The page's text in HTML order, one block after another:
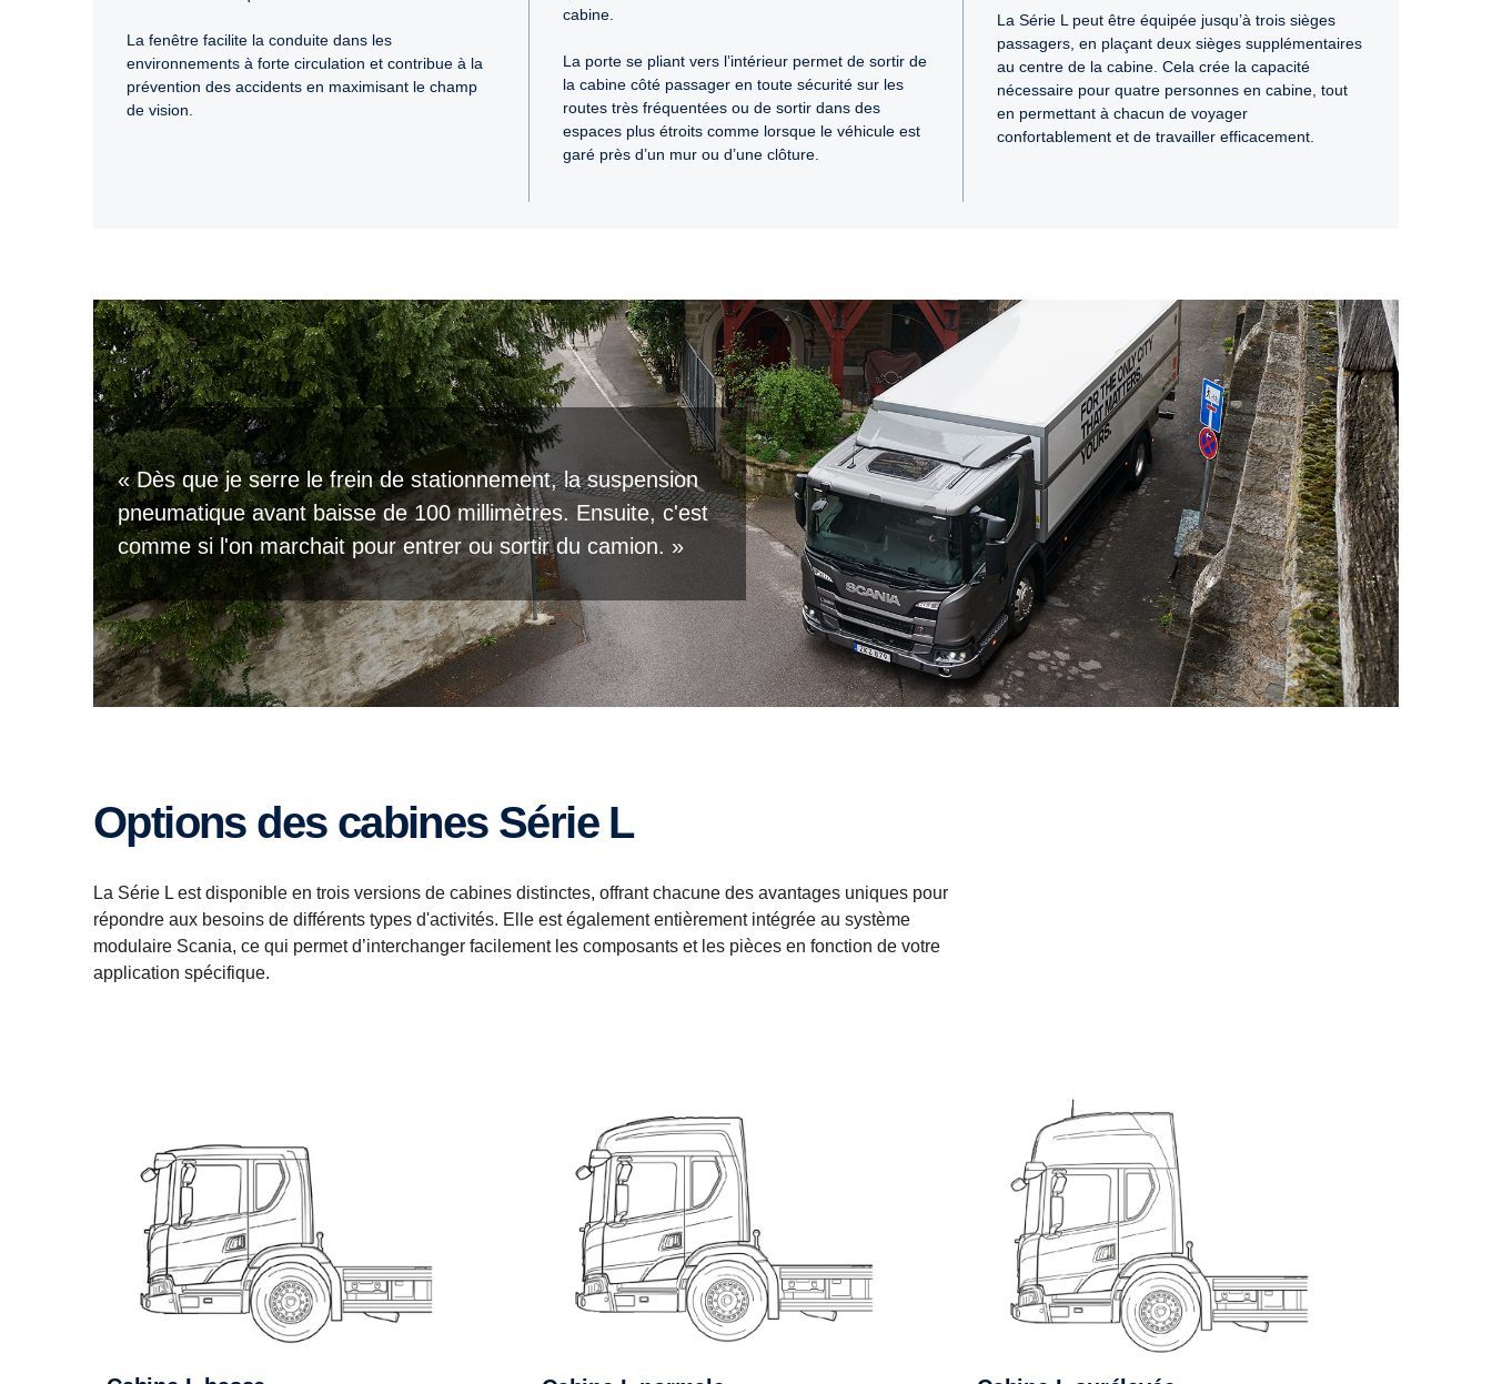
La fenêtre facilite la conduite dans les
environnements à forte circulation et contribue à la
prévention des accidents en maximisant le champ
de vision.
cabine.
La porte se pliant vers l’intérieur permet de sortir de
la cabine côté passager en toute sécurité sur les
routes très fréquentées ou de sortir dans des
espaces plus étroits comme lorsque le véhicule est
garé près d’un mur ou d’une clôture.
La Série L peut être équipée jusqu’à trois sièges
passagers, en plaçant deux sièges supplémentaires
au centre de la cabine. Cela crée la capacité
nécessaire pour quatre personnes en cabine, tout
en permettant à chacun de voyager
confortablement et de travailler efficacement.
« Dès que je serre le frein de stationnement, la suspension
pneumatique avant baisse de 100 millimètres. Ensuite, c'est
comme si l'on marchait pour entrer ou sortir du camion. »
Options des cabines Série L
La Série L est disponible en trois versions de cabines distinctes, offrant chacune des avantages uniques pour
répondre aux besoins de différents types d'activités. Elle est également entièrement intégrée au système
modulaire Scania, ce qui permet d’interchanger facilement les composants et les pièces en fonction de votre
application spécifique.